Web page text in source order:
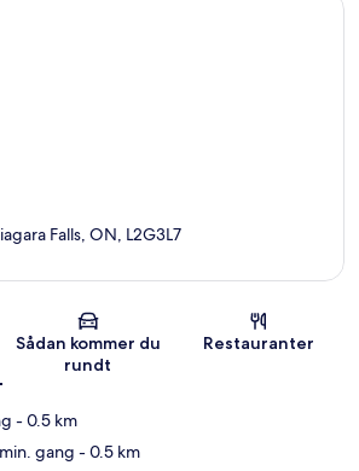
Kort
Falls, ON, L2G3L7
Sådan kommer du
rundt
Restauranter
- 0.5 km
gang - 0.5 km